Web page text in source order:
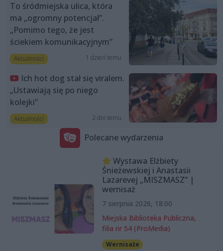
To śródmiejska ulica, która
ma „ogromny potencjał”.
„Pomimo tego, że jest
ściekiem komunikacyjnym”
Aktualności 1 dzień temu
Ich hot dog stał się viralem.
„Ustawiają się po niego
kolejki”
Aktualności 2 dni temu
Polecane wydarzenia
Wystawa Elżbiety
Śnieżewskiej i Anastasii
Lazarevej „MISZMASZ” |
wernisaż
7 sierpnia 2026, 18:00
Miejska Biblioteka Publiczna,
filia nr 54 (ProMedia)
Wernisaże